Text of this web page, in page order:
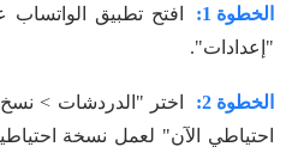
الخطوة 1:
افتح تطبيق الواتساب
"إعدادات".
الخطوة 2:
اختر "الدردشات >